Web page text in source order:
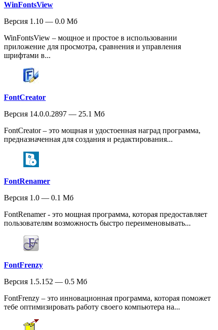
WinFontsView
Версия 1.10 — 0.0 Мб
WinFontsView – мощное и простое в использовании
приложение для просмотра, сравнения и управления
шрифтами в...
FontCreator
Версия 14.0.0.2897 — 25.1 Мб
FontCreator – это мощная и удостоенная наград программа,
предназначенная для создания и редактирования...
FontRenamer
Версия 1.0 — 0.1 Мб
FontRenamer - это мощная программа, которая предоставляет
пользователям возможность быстро переименовывать...
FontFrenzy
Версия 1.5.152 — 0.5 Мб
FontFrenzy – это инновационная программа, которая поможет
тебе оптимизировать работу своего компьютера на...